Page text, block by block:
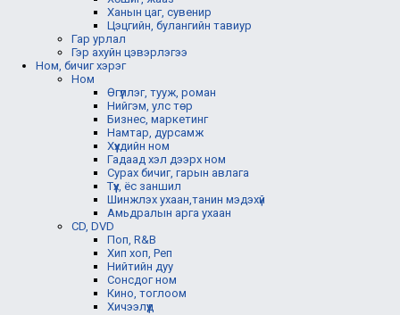
Ханын цаг, сувенир
Цэцгийн, булангийн тавиур
Гар урлал
Гэр ахуйн цэвэрлэгээ
Ном, бичиг хэрэг
Ном
Өгүүллэг, тууж, роман
Нийгэм, улс төр
Бизнес, маркетинг
Намтар, дурсамж
Хүүхдийн ном
Гадаад хэл дээрх ном
Сурах бичиг, гарын авлага
Түүх, ёс заншил
Шинжлэх ухаан,танин мэдэхүй
Амьдралын арга ухаан
CD, DVD
Поп, R&B
Хип хоп, Реп
Нийтийн дуу
Сонсдог ном
Кино, тоглоом
Хичээлүүд